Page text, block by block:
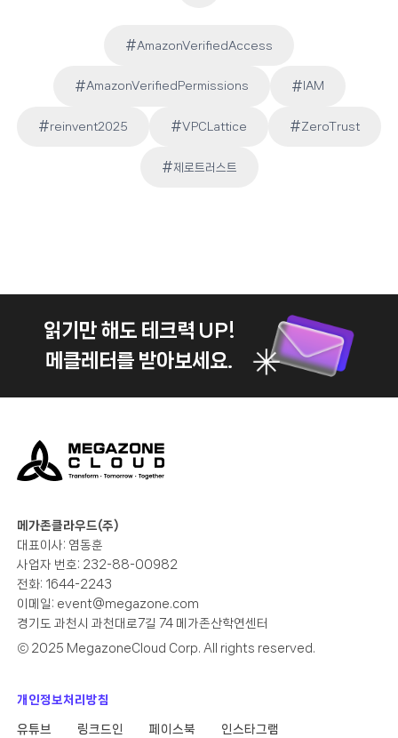
#AmazonVerifiedAccess
#AmazonVerifiedPermissions # IAM
#reinvent2025 #VPCLattice #ZeroTrust
#제로트러스트
읽기만 해도 테크력 UP!
메클레터를 받아보세요.
메가존클라우드(주)
대표이사: 염동훈
사업자 번호: 232-88-00982
전화: 1644-2243
이메일: event@megazone.com
경기도 과천시 과천대로7길 74 메가존산학연센터
ⓒ 2025 MegazoneCloud Corp. All rights reserved.
개인정보처리방침
유튜브 링크드인 페이스북 인스타그램